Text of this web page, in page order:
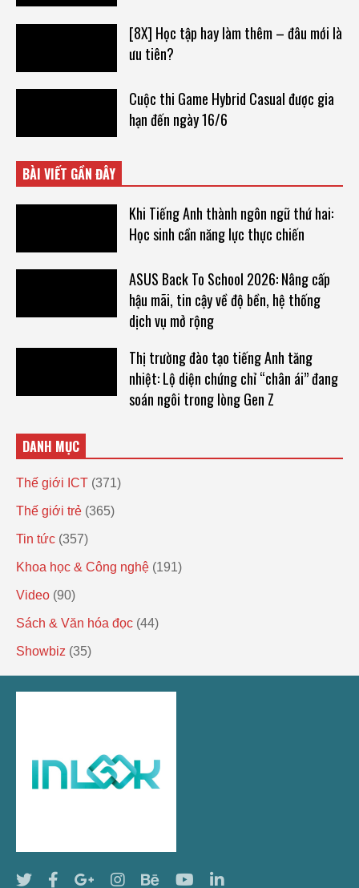
[8X] Học tập hay làm thêm – đâu mới là
ưu tiên?
Cuộc thi Game Hybrid Casual được gia
hạn đến ngày 16/6
BÀI VIẾT GẦN ĐÂY
Khi Tiếng Anh thành ngôn ngữ thứ hai:
Học sinh cần năng lực thực chiến
ASUS Back To School 2026: Nâng cấp
hậu mãi, tin cậy về độ bền, hệ thống
dịch vụ mở rộng
Thị trường đào tạo tiếng Anh tăng
nhiệt: Lộ diện chứng chỉ “chân ái” đang
soán ngôi trong lòng Gen Z
DANH MỤC
Thế giới ICT (371)
Thế giới trẻ (365)
Tin tức (357)
Khoa học & Công nghệ (191)
Video (90)
Sách & Văn hóa đọc (44)
Showbiz (35)